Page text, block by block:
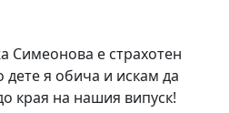
Симеонова е страхотен
я обича и искам да
края на нашия випуск!